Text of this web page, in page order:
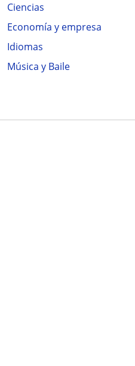
Ciencias
Economía y empresa
Idiomas
Música y Baile